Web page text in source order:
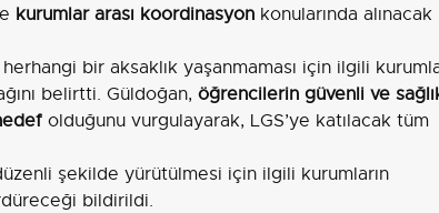
kurumlar arası koordinasyon konularında alınacak
herhangi bir aksaklık yaşanmaması için ilgili
belirtti. Güldoğan, öğrencilerin güvenli ve
olduğunu vurgulayarak, LGS’ye katılacak tüm
şekilde yürütülmesi için ilgili kurumların
bildirildi.